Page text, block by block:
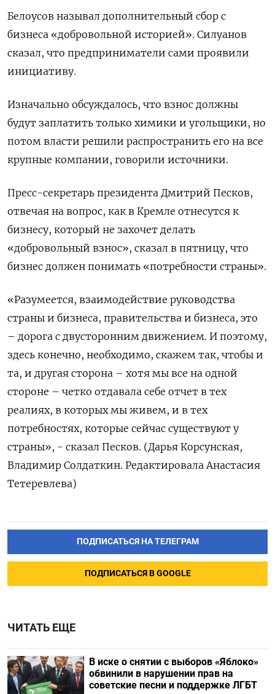
Белоусов называл дополнительный сбор с
бизнеса «добровольной историей». Силуанов
сказал, что предприниматели сами проявили
инициативу.
Изначально обсуждалось, что взнос должны
будут заплатить только химики и угольщики, но
потом власти решили распространить его на все
крупные компании, говорили источники.
Пресс-секретарь президента Дмитрий Песков,
отвечая на вопрос, как в Кремле отнесутся к
бизнесу, который не захочет делать
«добровольный взнос», сказал в пятницу, что
бизнес должен понимать «потребности страны».
«Разумеется, взаимодействие руководства
страны и бизнеса, правительства и бизнеса, это
– дорога с двусторонним движением. И поэтому,
здесь конечно, необходимо, скажем так, чтобы и
та, и другая сторона – хотя мы все на одной
стороне – четко отдавала себе отчет в тех
реалиях, в которых мы живем, и в тех
потребностях, которые сейчас существуют у
страны», - сказал Песков. (Дарья Корсунская,
Владимир Солдаткин. Редактировала Анастасия
Тетеревлева)
ПОДПИСАТЬСЯ НА ТЕЛЕГРАМ
ПОДПИСАТЬСЯ В GOOGLE
ЧИТАТЬ ЕЩЕ
В иске о снятии с выборов «Яблоко»
обвинили в нарушении прав на
советские песни и поддержке ЛГБТ